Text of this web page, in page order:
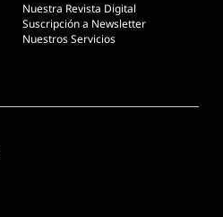
Nuestra Revista Digital
Suscripción a Newsletter
Nuestros Servicios